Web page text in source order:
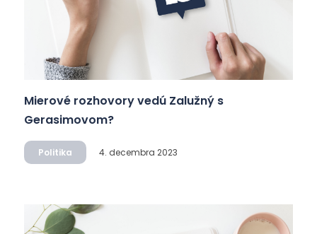
Mierové rozhovory vedú Zalužný s
Gerasimovom?
Politika 4. decembra 2023